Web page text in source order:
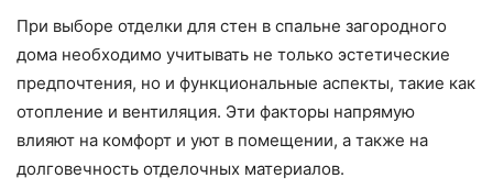
При выборе отделки для стен в спальне загородного
дома необходимо учитывать не только эстетические
предпочтения, но и функциональные аспекты, такие как
отопление и вентиляция. Эти факторы напрямую
влияют на комфорт и уют в помещении, а также на
долговечность отделочных материалов.